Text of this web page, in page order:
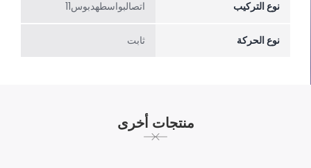
نوع التركيب اتصالبواسطهدبوس11
نوع الحركة ثابت
منتجات أخرى